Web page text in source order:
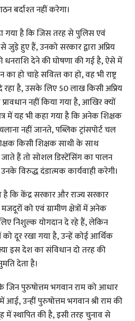
बर्दाश्‍त नहीं करेगा।
गया है कि जिस तरह से पुलिस एवं
जुड़े हुए हैं, उनको सरकार द्वारा अप्रिय
धनराशि देने की घोषणा की गई है, ऐसे में
का हो चाहे सवित्‍त का हो, वह भी राष्ट्र
रहा है, उसके लिए 50 लाख किसी अप्रिय
नहीं किया गया है, आखिर क्‍यों
में यह भी कहा गया है कि अनेक शिक्षक
नहीं जानते, पब्लिक ट्रांसपोर्ट चल
किसी शिक्षक साथी के साथ
हैं तो सोशल डिस्टेंसिंग का पालन
विरुद्ध दंडात्मक कार्यवाही करेगी।
कि केंद्र सरकार और राज्य सरकार
को एवं ग्रामीण क्षेत्रों में अनेक
निशुल्क योगदान दे रहे हैं, लेकिन
को दूर रखा गया है, उन्‍हें कोई आर्थिक
इस देश का संविधान दो तरह की
देता है।
जिन पुरुषोत्तम भगवान राम को आधार
उन्हीं पुरुषोत्तम भगवान श्री राम की
में स्थापित की है, इसी तरह चुनाव से